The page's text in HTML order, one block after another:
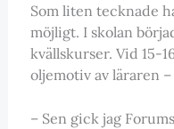
Som liten tecknade
möjligt. I skolan
kvällskurser. Vid 15-
oljemotiv av läraren
– Sen gick jag